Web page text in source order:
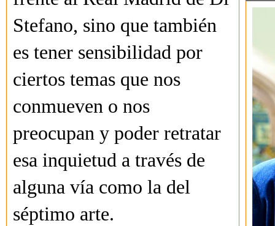
Stefano, sino que también
es tener sensibilidad por
ciertos temas que nos
conmueven o nos
preocupan y poder retratar
esa inquietud a través de
alguna vía como la del
séptimo arte.